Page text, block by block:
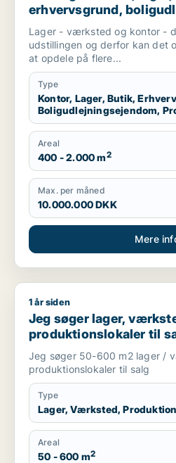
erhvervsgrund,
eller produktionslokaler
Helsinge, Græsted eller
Lager - værksted og kontor -
udstillingen og derfor kan det
at opdele på flere...
Type
Kontor, Lager, Butik,
Boligudlejningsejendom,
Areal
400 - 2.000 m2
Max. per måned
10.000.000 DKK
Mere
Jeg søger lager, værksted
1 år siden
Jeg søger lager,
produktionslokaler til
Hillerød eller Allerød
Jeg søger 50-600 m2 lager /
produktionslokaler til salg
Type
Lager, Værksted,
Areal
50 - 600 m2